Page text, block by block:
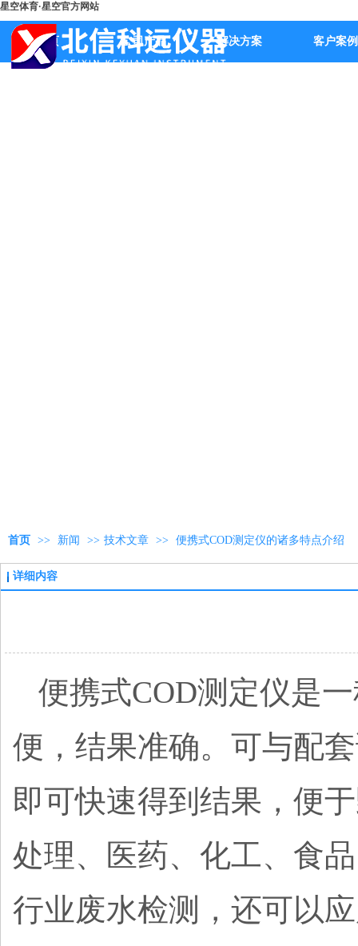
星空体育·星空官方网站
首页 公司产品 解决方案 客户案例
首页 >> 新闻 >> 技术文章 >> 便携式COD测定仪的诸多特点介绍
详细内容
便携式COD测定仪是
便，结果准确。可与配
即可快速得到结果，便
处理、医药、化工、食
行业废水检测，还可以